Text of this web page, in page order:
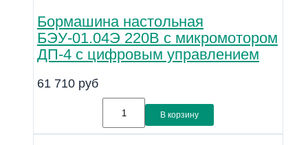
Бормашина настольная
БЭУ-01.04Э 220В с микромотором
ДП-4 с цифровым управлением
61 710 руб
В корзину